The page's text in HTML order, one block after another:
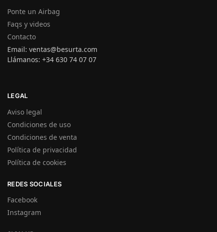
Ponte un Airbag
Faqs y videos
Contacto
Email: ventas@besurta.com
Llámanos: +34 630 74 07 07
LEGAL
Aviso legal
Condiciones de uso
Condiciones de venta
Política de privacidad
Política de cookies
REDES SOCIALES
Facebook
Instagram